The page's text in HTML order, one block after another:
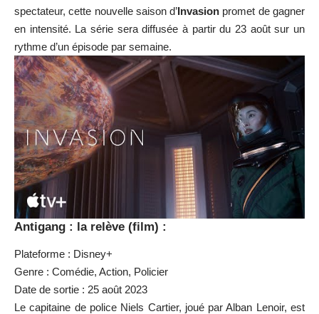
spectateur, cette nouvelle saison d’Invasion promet de gagner
en intensité. La série sera diffusée à partir du 23 août sur un
rythme d’un épisode par semaine.
Antigang : la relève (film) :
Plateforme : Disney+
Genre : Comédie, Action, Policier
Date de sortie : 25 août 2023
Le capitaine de police Niels Cartier, joué par Alban Lenoir, est